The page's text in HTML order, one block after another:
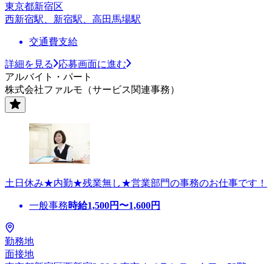
東京都新宿区
西新宿駅、新宿駅、高田馬場駅
交通費支給
詳細を見る
応募画面に進む
アルバイト・パート
株式会社ファルモ（サービス関連事務）
土日休み★内勤★残業無し★営業部門の事務のお仕事です！
一般事務時給1,500円〜1,600円
勤務地
面接地